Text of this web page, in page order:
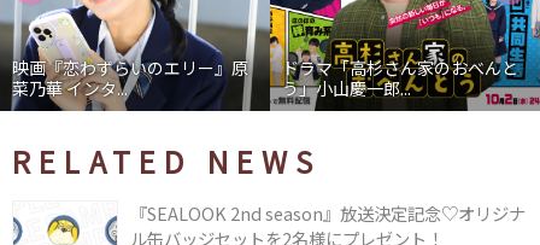
映画『恋わずらいのエリー』原
菜乃華 インタ...
ドラマ「高杉さん家のおべんと
う」小山慶一郎...
RELATED NEWS
『SEALOOK 2nd season』放送決定記念♡オリジナ
ル缶バッジセットを2名様にプレゼント！